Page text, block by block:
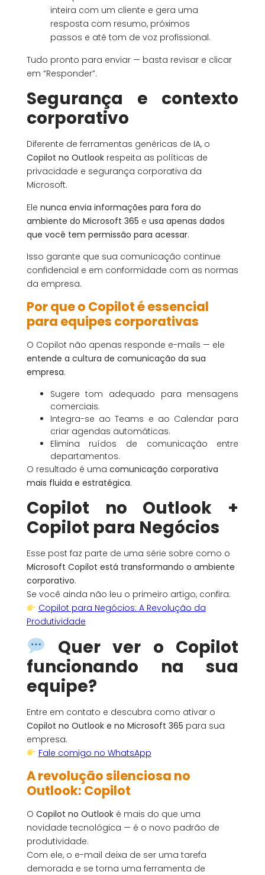
inteira com um cliente e gera uma
resposta com resumo, próximos
passos e até tom de voz profissional.
Tudo pronto para enviar — basta revisar e clicar
em “Responder”.
Segurança e contexto
corporativo
Diferente de ferramentas genéricas de IA, o
Copilot no Outlookrespeita as políticas de
privacidade e segurança corporativa da
Microsoft.
Ele nunca envia informações para fora do
ambiente do Microsoft 365 e usa apenas dados
que você tem permissão para acessar.
Isso garante que sua comunicação continue
confidencial e em conformidade com as normas
da empresa.
Por que o Copilot é essencial
para equipes corporativas
O Copilot não apenas responde e-mails — ele
entende a cultura de comunicação da sua
empresa.
Sugere tom adequado para mensagens
comerciais.
Integra-se ao Teams e ao Calendar para
criar agendas automáticas.
Elimina ruídos de comunicação entre
departamentos.
O resultado é uma comunicação corporativa
mais fluida e estratégica.
Copilot no Outlook +
Copilot para Negócios
Esse post faz parte de uma série sobre como o
Microsoft Copilot está transformando o ambiente
corporativo.
Se você ainda não leu o primeiro artigo, confira:
Copilot para Negócios: A Revolução da
Produtividade
Quer ver o Copilot
funcionando na sua
equipe?
Entre em contato e descubra como ativar o
Copilot no Outlook e no Microsoft 365 para sua
empresa.
Fale comigo no WhatsApp
A revolução silenciosa no
Outlook: Copilot
O Copilot no Outlooké mais do que uma
novidade tecnológica — é o novo padrão de
produtividade.
Com ele, o e-mail deixa de ser uma tarefa
demorada e se torna uma ferramenta de